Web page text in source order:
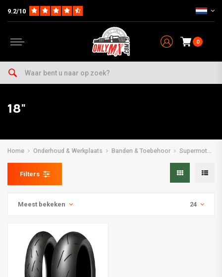
9.2/10
0
18"
Home Onderhoud & Werkplaats Banden & Toebehoor Supermotard
Filters
Meest bekeken 24